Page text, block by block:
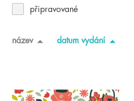
připravované
název datum vydání